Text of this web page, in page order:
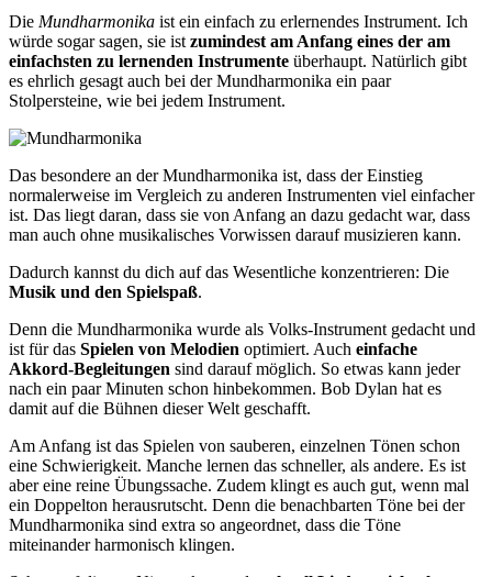
Die Mundharmonika ist ein einfach zu erlernendes Instrument. Ich
würde sogar sagen, sie ist zumindest am Anfang eines der am
einfachsten zu lernenden Instrumente überhaupt. Natürlich gibt
es ehrlich gesagt auch bei der Mundharmonika ein paar
Stolpersteine, wie bei jedem Instrument.
Das besondere an der Mundharmonika ist, dass der Einstieg
normalerweise im Vergleich zu anderen Instrumenten viel einfacher
ist. Das liegt daran, dass sie von Anfang an dazu gedacht war, dass
man auch ohne musikalisches Vorwissen darauf musizieren kann.
Dadurch kannst du dich auf das Wesentliche konzentrieren: Die
Musik und den Spielspaß.
Denn die Mundharmonika wurde als Volks-Instrument gedacht und
ist für das Spielen von Melodien optimiert. Auch einfache
Akkord-Begleitungen sind darauf möglich. So etwas kann jeder
nach ein paar Minuten schon hinbekommen. Bob Dylan hat es
damit auf die Bühnen dieser Welt geschafft.
Am Anfang ist das Spielen von sauberen, einzelnen Tönen schon
eine Schwierigkeit. Manche lernen das schneller, als andere. Es ist
aber eine reine Übungssache. Zudem klingt es auch gut, wenn mal
ein Doppelton herausrutscht. Denn die benachbarten Töne bei der
Mundharmonika sind extra so angeordnet, dass die Töne
miteinander harmonisch klingen.